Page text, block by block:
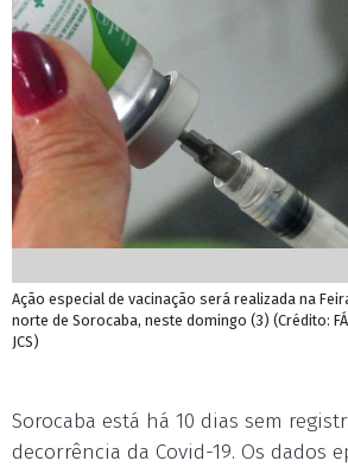
Ação especial de vacinação será realizada na
norte de Sorocaba, neste domingo (3) (Crédito:
JCS)
Sorocaba está há 10 dias sem
decorrência da Covid-19. Os dados